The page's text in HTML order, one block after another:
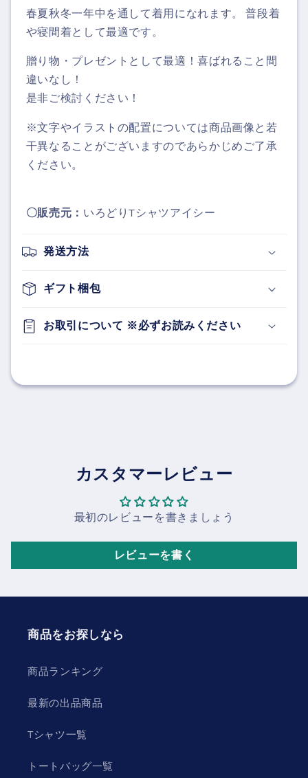
春夏秋冬一年中を通して着用になれます。 普段着
や寝間着として最適です。
贈り物・プレゼントとして最適！喜ばれること間
違いなし！
是非ご検討ください！
※文字やイラストの配置については商品画像と若
干異なることがございますのであらかじめご了承
ください。
〇販売元： いろどりTシャツアイシー
発送方法
ギフト梱包
お取引について ※必ずお読みください
カスタマーレビュー
最初のレビューを書きましょう
レビューを書く
商品をお探しなら
商品ランキング
最新の出品商品
Tシャツ一覧
トートバッグ一覧